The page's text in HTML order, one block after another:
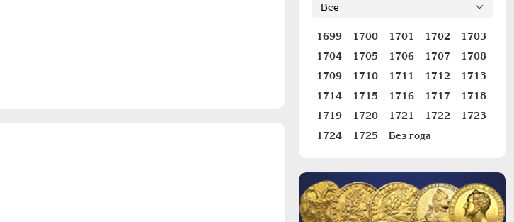
1699 1700 1701 1702
1703
1704
1705 1706 1707
1708
1709
1710 1711 1712
1713
1714
1715 1716 1717
1718
1719
1720 1721 1722
1723
1724
1725 Без года